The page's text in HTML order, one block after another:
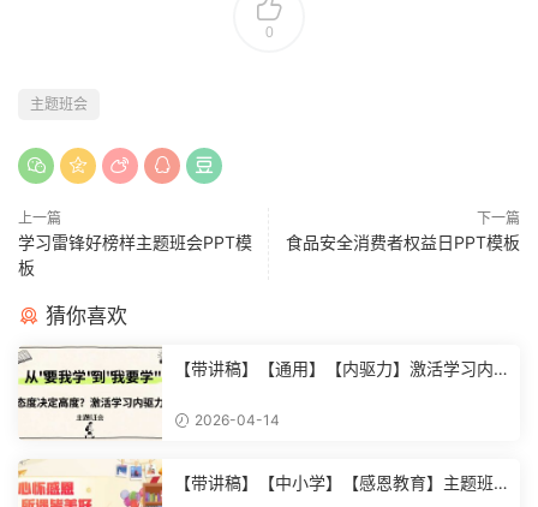
0
主题班会
上一篇
学习雷锋好榜样主题班会PPT模
板
下一篇
食品安全消费者权益日PPT模板
猜你喜欢
【带讲稿】【通用】【内驱力】激活学习内
2026-04-14
【带讲稿】【中小学】【感恩教育】主题班